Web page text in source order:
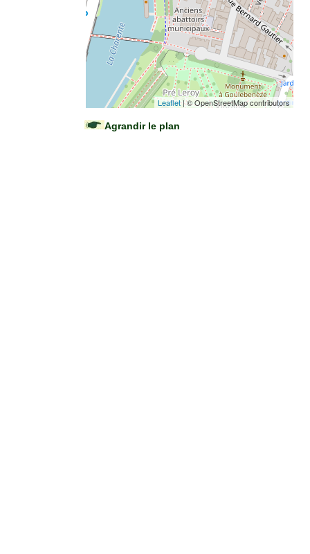
Leaflet| © OpenStreetMap contributors
Agrandir le plan